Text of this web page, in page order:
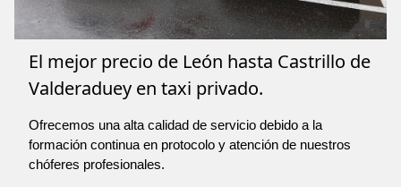
El mejor precio de León hasta Castrillo de
Valderaduey en taxi privado.
Ofrecemos una alta calidad de servicio debido a la
formación continua en protocolo y atención de nuestros
chóferes profesionales.